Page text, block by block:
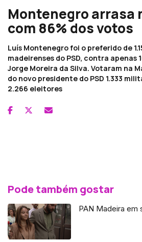
Montenegro arrasa
com 86% dos votos
Luís Montenegro foi o preferido de
madeirenses do PSD, contra apenas
Jorge Moreira da Silva. Votaram na
do novo presidente do PSD 1.333
2.266 eleitores
Pode também gostar
PAN Madeira em